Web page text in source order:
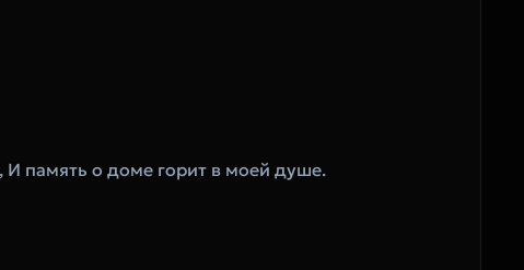
И память о доме горит в моей душе.